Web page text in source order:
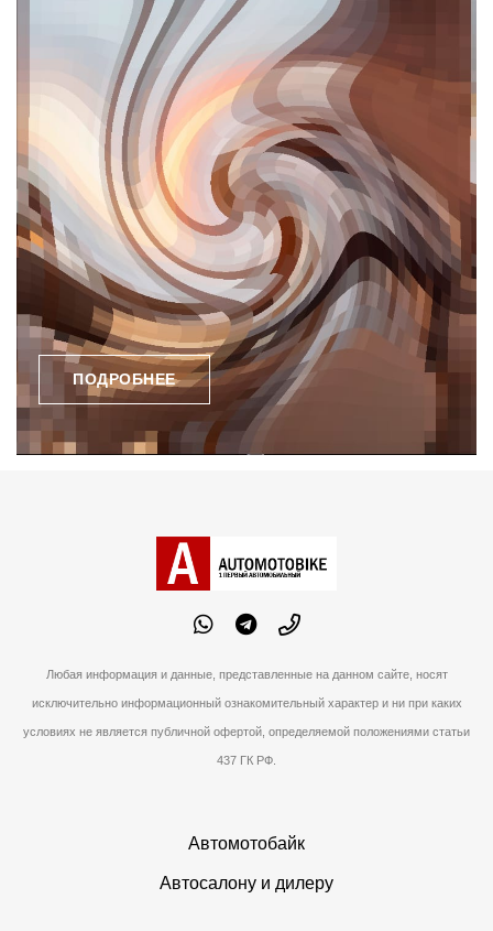
ПОДРОБНЕЕ
Любая информация и данные, представленные на данном сайте, носят
исключительно информационный ознакомительный характер и ни при каких
условиях не является публичной офертой, определяемой положениями статьи
437 ГК РФ.
Автомотобайк
Автосалону и дилеру